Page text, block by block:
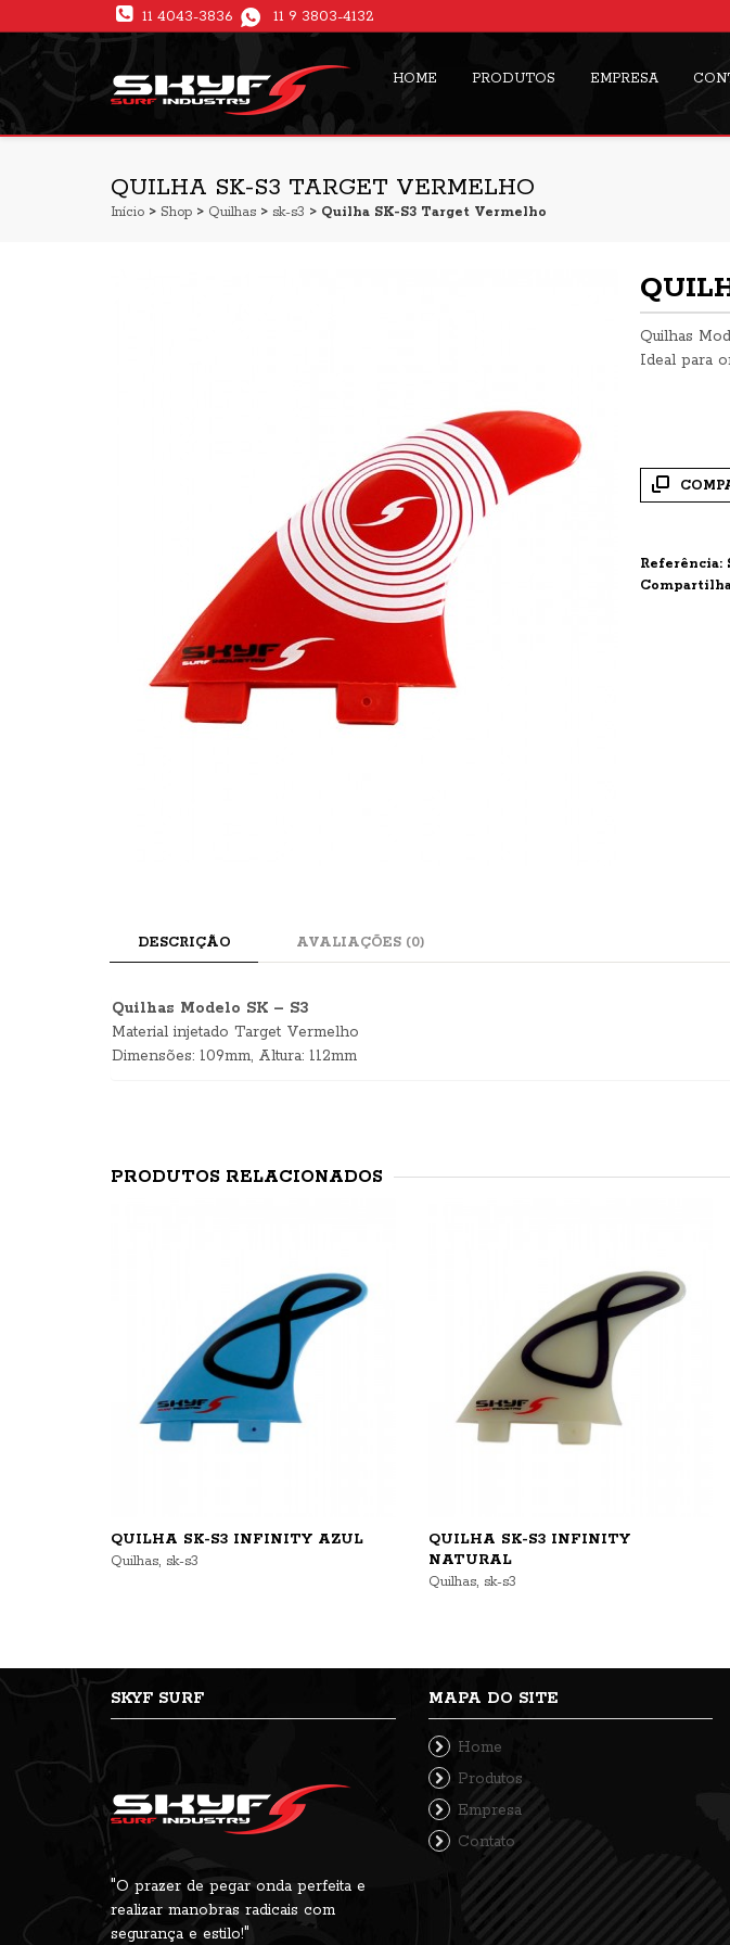
11 4043-3836 11 9 3803-4132
HOME PRODUTOS EMPRESA
QUILHA SK-S3 TARGET VERMELHO
Início > Shop > Quilhas > sk-s3 > Quilha SK-S3 Target Vermelho
Quilhas
Ideal para
Referência:
DESCRIÇÃO AVALIAÇÕES (0)
Quilhas Modelo SK – S3
Material injetado Target Vermelho
Dimensões: 109mm, Altura: 112mm
PRODUTOS RELACIONADOS
QUILHA SK-S3 INFINITY AZUL
Quilhas, sk-s3
QUILHA SK-S3 INFINITY
NATURAL
Quilhas, sk-s3
SKYF SURF
"O prazer de pegar onda perfeita e
realizar manobras radicais com
segurança e estilo!"
MAPA DO SITE
Home
Produtos
Empresa
Contato